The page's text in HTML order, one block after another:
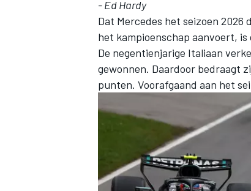
- Ed Hardy
Dat Mercedes het seizoen 2026
het kampioenschap aanvoert, is
De negentienjarige Italiaan
gewonnen. Daardoor bedraagt
punten. Voorafgaand aan het